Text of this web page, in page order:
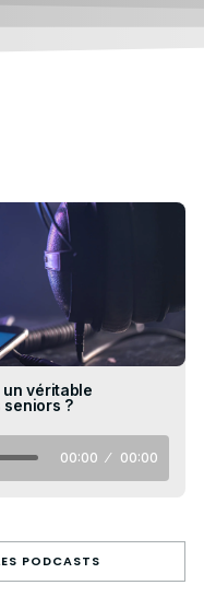
véritable
seniors ?
00:00 00:00
PODCASTS